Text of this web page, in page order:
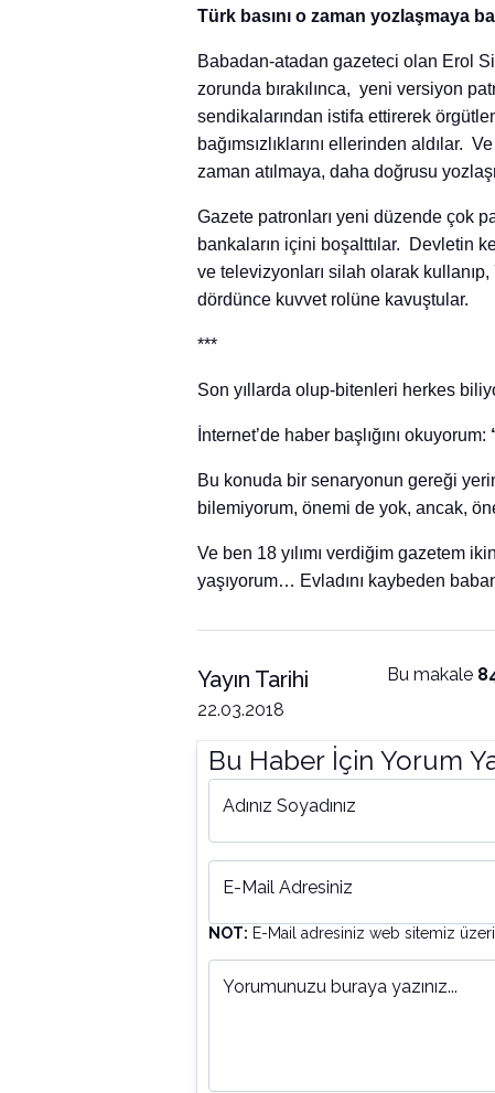
Türk basını o zaman yozlaşmaya
Babadan-atadan gazeteci olan Erol
zorunda bırakılınca, yeni versiyon
sendikalarından istifa ettirerek
bağımsızlıklarını ellerinden aldılar.
zaman atılmaya, daha doğrusu
Gazete patronları yeni düzende çok
bankaların içini boşalttılar. Devletin
ve televizyonları silah olarak
dördünce kuvvet rolüne kavuştular.
***
Son yıllarda olup-bitenleri herkes
İnternet’de haber başlığını okuyorum:
Bu konuda bir senaryonun gereği
bilemiyorum, önemi de yok, ancak,
Ve ben 18 yılımı verdiğim gazetem
yaşıyorum… Evladını kaybeden
Yayın Tarihi
22.03.2018
Bu makale
Bu Haber İçin Yorum
Adınız Soyadınız
E-Mail Adresiniz
NOT: E-Mail adresiniz web sitemiz
Yorumunuzu buraya yazınız...